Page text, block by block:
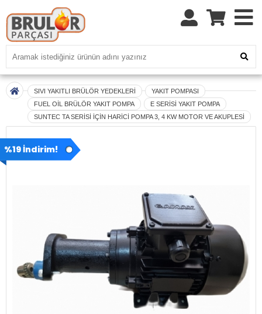
SIVI YAKITLI BRÜLÖR YEDEKLERİ
YAKIT POMPASI
FUEL OİL BRÜLÖR YAKIT POMPA
E SERİSİ YAKIT POMPA
SUNTEC TA SERİSİ İÇİN HARİCİ POMPA 3, 4 KW MOTOR VE AKUPLESİ
%19 İndirim!